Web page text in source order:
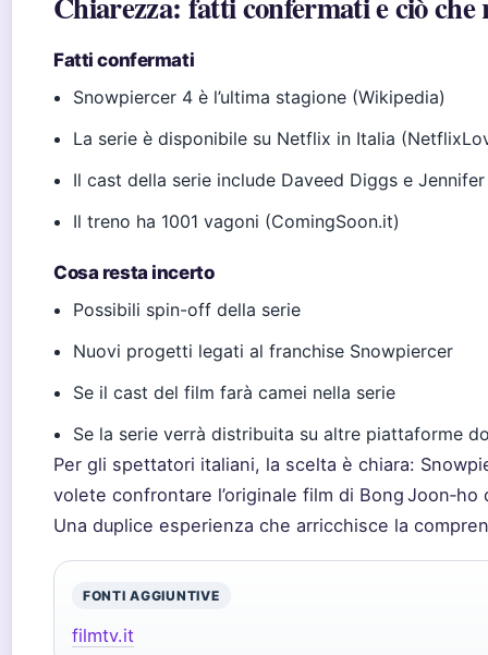
Fatti confermati
Snowpiercer 4 è l’ultima stagione (Wikipedia)
La serie è disponibile su Netflix in Italia
Il cast della serie include Daveed Diggs e
Il treno ha 1001 vagoni (ComingSoon.it)
Cosa resta incerto
Possibili spin-off della serie
Nuovi progetti legati al franchise Snowpiercer
Se il cast del film farà camei nella serie
Se la serie verrà distribuita su altre piattaforme
Per gli spettatori italiani, la scelta è chiara:
volete confrontare l’originale film di Bong
Una duplice esperienza che arricchisce la
FONTI AGGIUNTIVE
filmtv.it